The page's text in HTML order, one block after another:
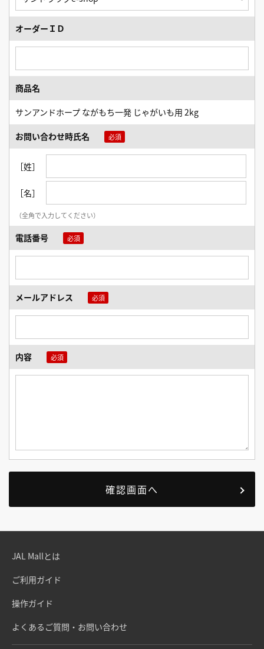
オーダーＩＤ
商品名
サンアンドホープ ながもち一発 じゃがいも用 2kg
お問い合わせ時氏名
［姓］
［名］
（全角で入力してください）
電話番号
メールアドレス
内容
JAL Mallとは
ご利用ガイド
操作ガイド
よくあるご質問・お問い合わせ